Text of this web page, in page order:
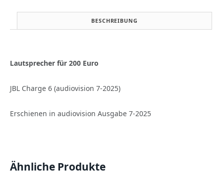
BESCHREIBUNG
Lautsprecher für 200 Euro
JBL Charge 6 (audiovision 7-2025)
Erschienen in audiovision Ausgabe 7-2025
Ähnliche Produkte